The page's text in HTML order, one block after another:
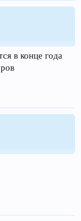
в конце года